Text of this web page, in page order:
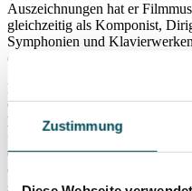
Zustimmung
Auszeichnungen hat er
gleichzeitig als Komponist,
Symphonien und
einen festen Platz erobert.
Im Herbst 2026
kehrt Joe
Glück für uns, dass ihn seine
Philharmonic Orchestra
führt! Als Dirigent und Solist
Grandseigneur seine neue
Ghibli-Film „The Boy and the
sowie die Europapremiere